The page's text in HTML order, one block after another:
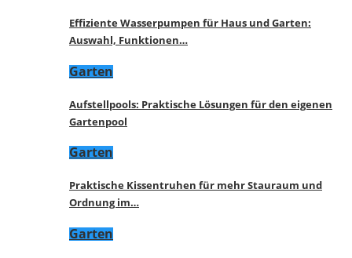
Effiziente Wasserpumpen für Haus und Garten:
Auswahl, Funktionen…
Garten
Aufstellpools: Praktische Lösungen für den eigenen
Gartenpool
Garten
Praktische Kissentruhen für mehr Stauraum und
Ordnung im…
Garten